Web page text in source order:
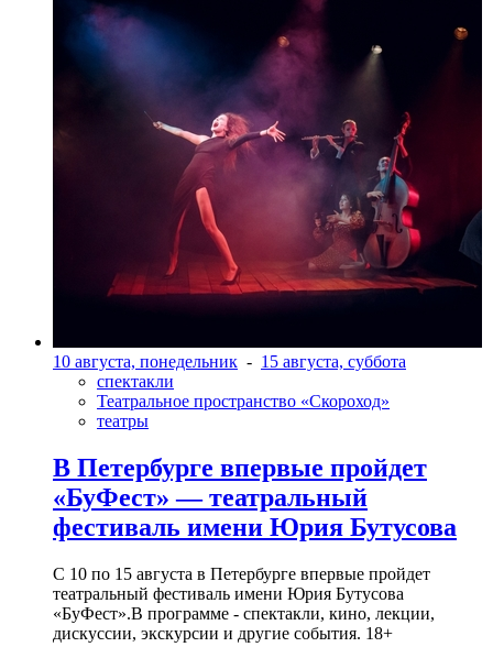
10 августа, понедельник - 15 августа, суббота
спектакли
Театральное пространство «Скороход»
театры
В Петербурге впервые пройдет
«БуФест» — театральный
фестиваль имени Юрия Бутусова
С 10 по 15 августа в Петербурге впервые пройдет
театральный фестиваль имени Юрия Бутусова
«БуФест».В программе - спектакли, кино, лекции,
дискуссии, экскурсии и другие события. 18+